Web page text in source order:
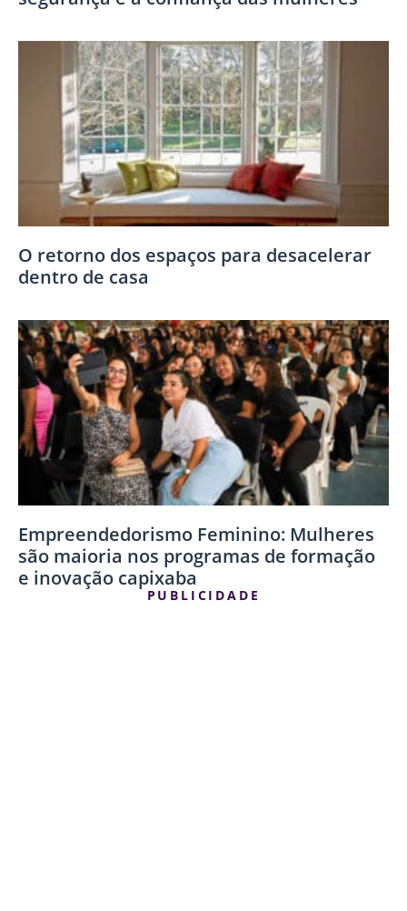
O retorno dos espaços para desacelerar
dentro de casa
Empreendedorismo Feminino: Mulheres
são maioria nos programas de formação
e inovação capixaba
PUBLICIDADE